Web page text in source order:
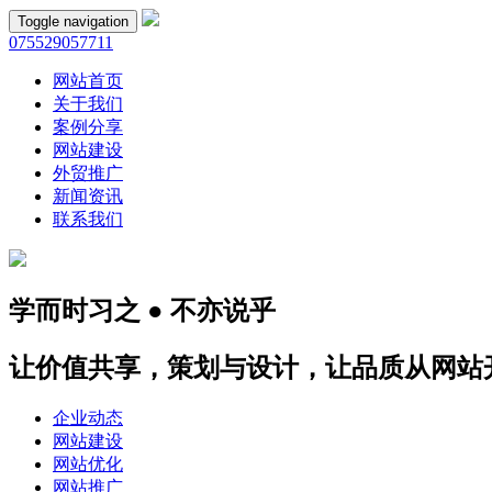
Toggle navigation
075529057711
网站首页
关于我们
案例分享
网站建设
外贸推广
新闻资讯
联系我们
学而时习之 ● 不亦说乎
让价值共享，策划与设计，让品质从网站
企业动态
网站建设
网站优化
网站推广